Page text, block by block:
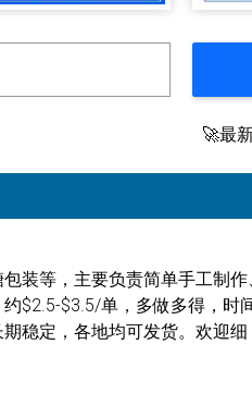
🚀最
装等，主要负责简单手工制作
$2.5-$3.5/单，多做多得，时
稳定，各地均可发货。欢迎细